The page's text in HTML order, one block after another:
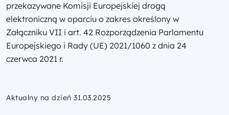
przekazywane Komisji Europejskiej drogą
elektroniczną w oparciu o zakres określony w
Załączniku VII i art. 42 Rozporządzenia Parlamentu
Europejskiego i Rady (UE) 2021/1060 z dnia 24
czerwca 2021 r.
Aktualny na dzień 31.03.2025